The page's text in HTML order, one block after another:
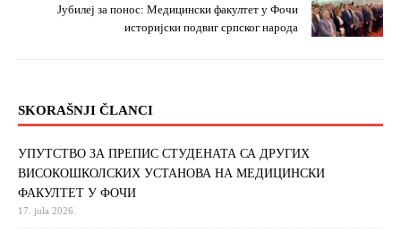
Јубилеј за понос: Медицински факултет у Фочи
историјски подвиг српског народа
SKORAŠNJI ČLANCI
УПУТСТВО ЗА ПРЕПИС СТУДЕНАТА СА ДРУГИХ
ВИСОКОШКОЛСКИХ УСТАНОВА НА МЕДИЦИНСКИ
ФАКУЛТЕТ У ФОЧИ
17. jula 2026.